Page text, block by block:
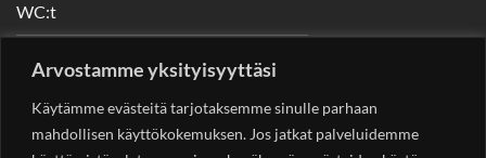
Arvostamme yksityisyyttäsi
Käytämme evästeitä tarjotaksemme sinulle parhaan
mahdollisen käyttökokemuksen. Jos jatkat palveluidemme
WC:t
Nostimet